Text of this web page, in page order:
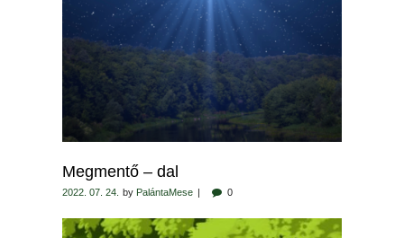
Megmentő – dal
2022. 07. 24. by PalántaMese 0